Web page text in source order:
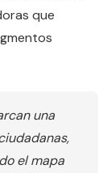
que
una
el mapa